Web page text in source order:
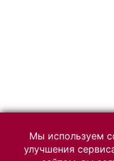
Мы используем
улучшения